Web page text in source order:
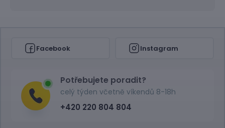
Facebook Instagram
Potřebujete poradit?
celý týden včetně víkendů 8-18h
+420 220 804 804